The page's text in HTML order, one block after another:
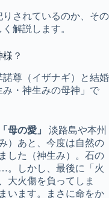
されているのか、その
解説します。
？
尊（イザナギ）と結婚
・神生みの母神」で
母の愛」
淡路島や本州
）あと、今度は自然の
した（神生み）。石の
しかし、最後に「火
大火傷を負ってしま
います。まさに命をか